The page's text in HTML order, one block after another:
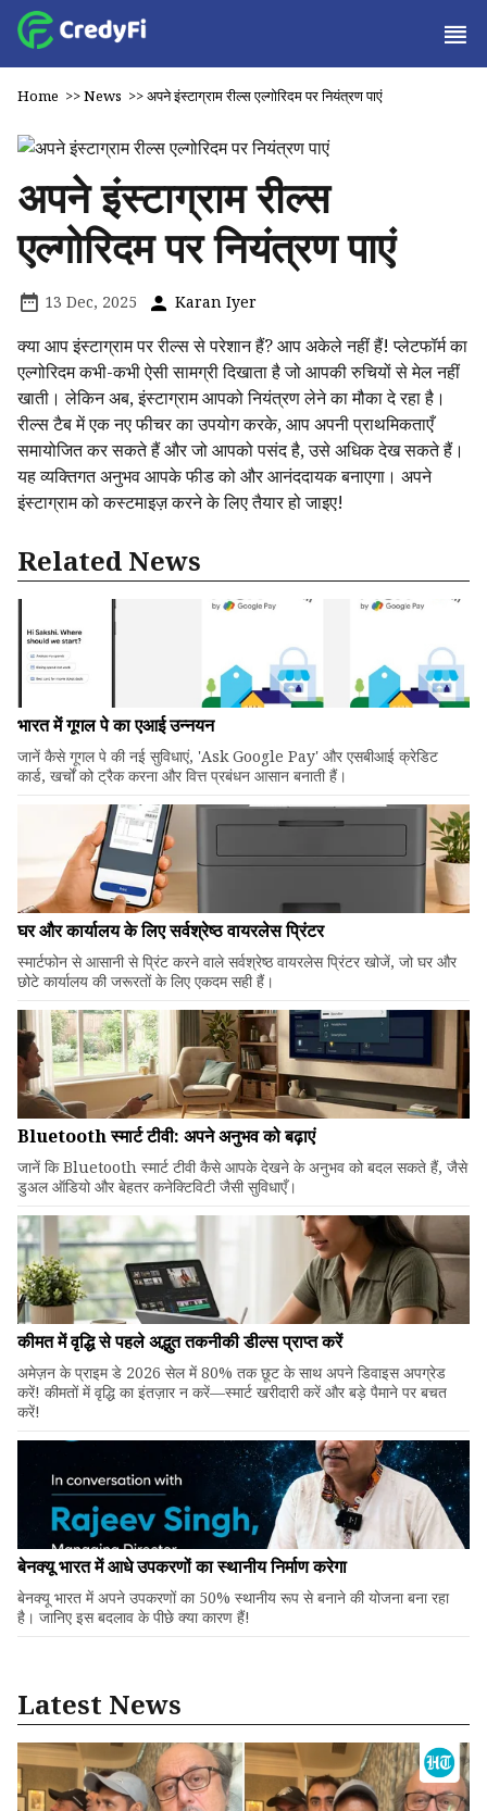
Home >>News >>अपने इंस्टाग्राम रील्स एल्गोरिदम पर नियंत्रण पाएं
अपने इंस्टाग्राम रील्स
एल्गोरिदम पर नियंत्रण पाएं
13 Dec, 2025 Karan Iyer
क्या आप इंस्टाग्राम पर रील्स से परेशान हैं? आप अकेले नहीं हैं! प्लेटफॉर्म का
एल्गोरिदम कभी-कभी ऐसी सामग्री दिखाता है जो आपकी रुचियों से मेल नहीं
खाती। लेकिन अब, इंस्टाग्राम आपको नियंत्रण लेने का मौका दे रहा है।
रील्स टैब में एक नए फीचर का उपयोग करके, आप अपनी प्राथमिकताएँ
समायोजित कर सकते हैं और जो आपको पसंद है, उसे अधिक देख सकते हैं।
यह व्यक्तिगत अनुभव आपके फीड को और आनंददायक बनाएगा। अपने
इंस्टाग्राम को कस्टमाइज़ करने के लिए तैयार हो जाइए!
Related News
भारत में गूगल पे का एआई उन्नयन
जानें कैसे गूगल पे की नई सुविधाएं, 'Ask Google Pay' और एसबीआई क्रेडिट
कार्ड, खर्चों को ट्रैक करना और वित्त प्रबंधन आसान बनाती हैं।
घर और कार्यालय के लिए सर्वश्रेष्ठ वायरलेस प्रिंटर
स्मार्टफोन से आसानी से प्रिंट करने वाले सर्वश्रेष्ठ वायरलेस प्रिंटर खोजें, जो घर और
छोटे कार्यालय की जरूरतों के लिए एकदम सही हैं।
Bluetooth स्मार्ट टीवी: अपने अनुभव को बढ़ाएं
जानें कि Bluetooth स्मार्ट टीवी कैसे आपके देखने के अनुभव को बदल सकते हैं, जैसे
डुअल ऑडियो और बेहतर कनेक्टिविटी जैसी सुविधाएँ।
कीमत में वृद्धि से पहले अद्भुत तकनीकी डील्स प्राप्त करें
अमेज़न के प्राइम डे 2026 सेल में 80% तक छूट के साथ अपने डिवाइस अपग्रेड
करें! कीमतों में वृद्धि का इंतज़ार न करें—स्मार्ट खरीदारी करें और बड़े पैमाने पर बचत
करें!
बेनक्यू भारत में आधे उपकरणों का स्थानीय निर्माण करेगा
बेनक्यू भारत में अपने उपकरणों का 50% स्थानीय रूप से बनाने की योजना बना रहा
है। जानिए इस बदलाव के पीछे क्या कारण हैं!
Latest News